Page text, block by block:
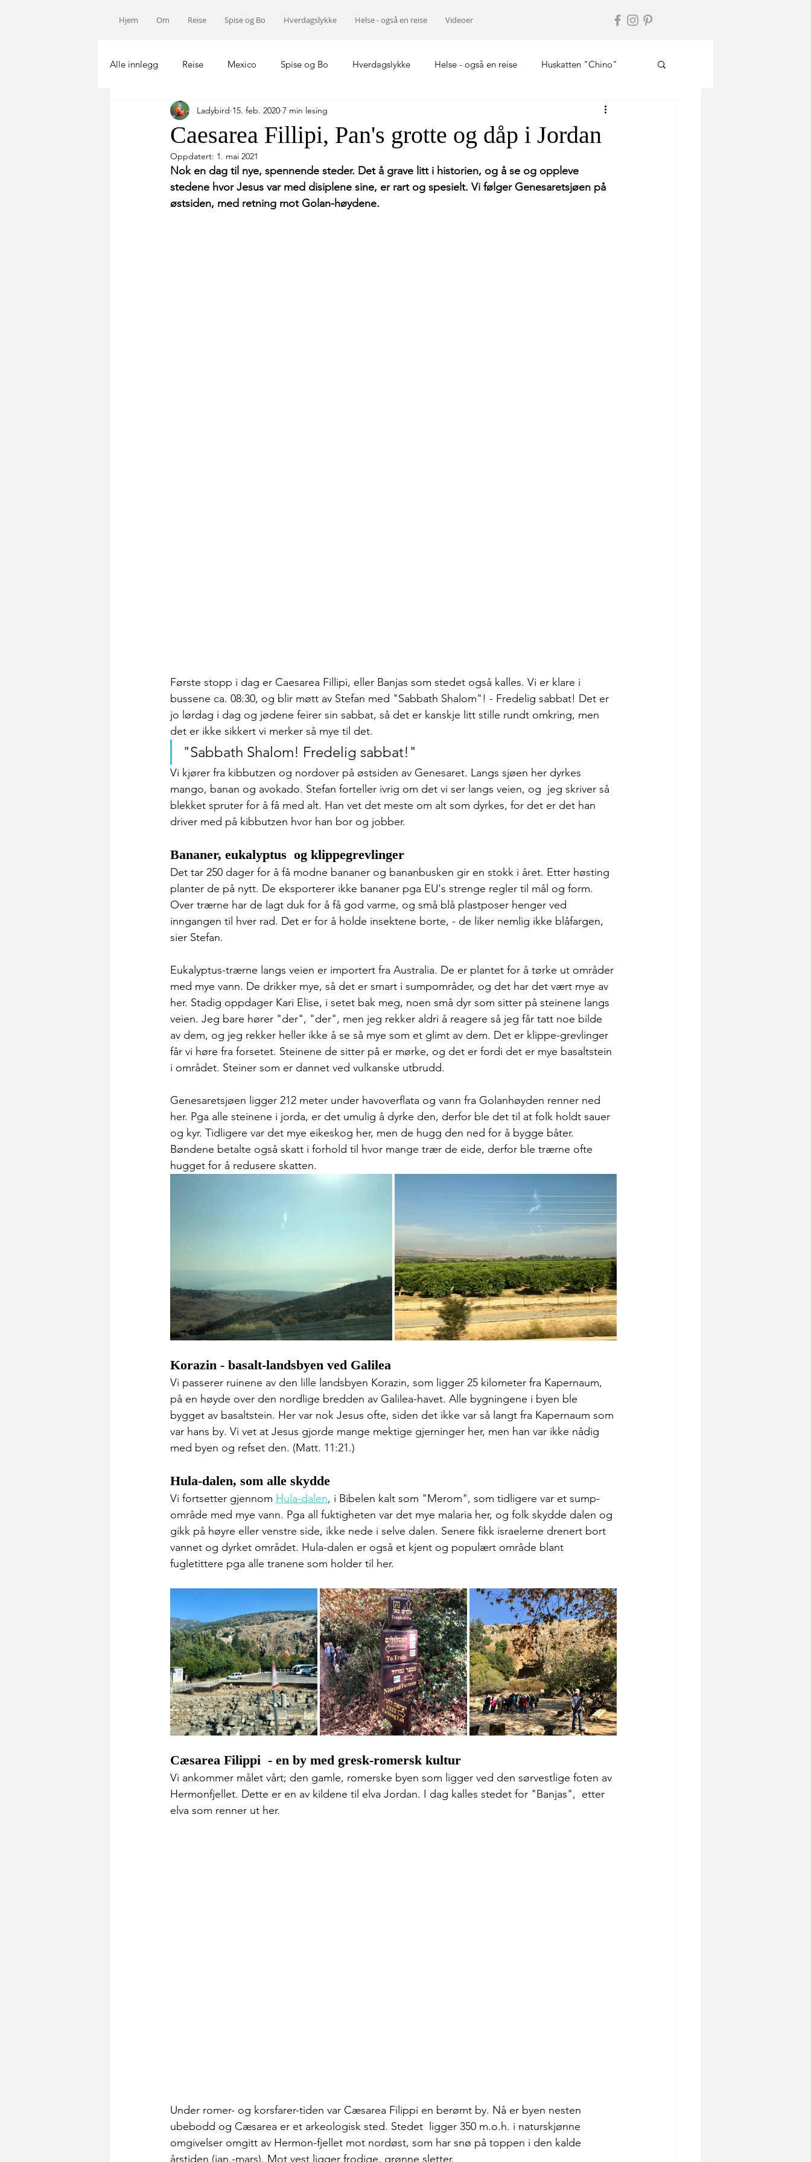
Hjem Om Reise Spise og Bo Hverdagslykke Helse - også en reise Videoer
Alle innlegg Reise Mexico Spise og Bo Hverdagslykke Helse - også en reise Huskatten "Chino"
USA Afrika Europa Midtøsten
Caesarea Fillipi, Pan's grotte og dåp i Jordan
Ladybird 15. feb. 2020 7 min lesing
Oppdatert: 1. mai 2021
Nok en dag til nye, spennende steder. Det å grave litt i historien, og å se og oppleve
stedene hvor Jesus var med disiplene sine, er rart og spesielt. Vi følger Genesaretsjøen på
østsiden, med retning mot Golan-høydene.
Første stopp i dag er Caesarea Fillipi, eller Banjas som stedet også kalles. Vi er klare i
bussene ca. 08:30, og blir møtt av Stefan med "Sabbath Shalom"! - Fredelig sabbat! Det er
jo lørdag i dag og jødene feirer sin sabbat, så det er kanskje litt stille rundt omkring, men
det er ikke sikkert vi merker så mye til det.
"Sabbath Shalom! Fredelig sabbat!"
Vi kjører fra kibbutzen og nordover på østsiden av Genesaret. Langs sjøen her dyrkes
mango, banan og avokado. Stefan forteller ivrig om det vi ser langs veien, og  jeg skriver så
blekket spruter for å få med alt. Han vet det meste om alt som dyrkes, for det er det han
driver med på kibbutzen hvor han bor og jobber.
Bananer, eukalyptus  og klippegrevlinger
Det tar 250 dager for å få modne bananer og bananbusken gir en stokk i året. Etter høsting
planter de på nytt. De eksporterer ikke bananer pga EU's strenge regler til mål og form.
Over trærne har de lagt duk for å få god varme, og små blå plastposer henger ved
inngangen til hver rad. Det er for å holde insektene borte, - de liker nemlig ikke blåfargen,
sier Stefan.
Eukalyptus-trærne langs veien er importert fra Australia. De er plantet for å tørke ut områder
med mye vann. De drikker mye, så det er smart i sumpområder, og det har det vært mye av
her. Stadig oppdager Kari Elise, i setet bak meg, noen små dyr som sitter på steinene langs
veien. Jeg bare hører "der", "der", men jeg rekker aldri å reagere så jeg får tatt noe bilde
av dem, og jeg rekker heller ikke å se så mye som et glimt av dem. Det er klippe-grevlinger
får vi høre fra forsetet. Steinene de sitter på er mørke, og det er fordi det er mye basaltstein
i området. Steiner som er dannet ved vulkanske utbrudd.
Genesaretsjøen ligger 212 meter under havoverflata og vann fra Golanhøyden renner ned
her. Pga alle steinene i jorda, er det umulig å dyrke den, derfor ble det til at folk holdt sauer
og kyr. Tidligere var det mye eikeskog her, men de hugg den ned for å bygge båter.
Bøndene betalte også skatt i forhold til hvor mange trær de eide, derfor ble trærne ofte
hugget for å redusere skatten.
Korazin - basalt-landsbyen ved Galilea
Vi passerer ruinene av den lille landsbyen Korazin, som ligger 25 kilometer fra Kapernaum,
på en høyde over den nordlige bredden av Galilea-havet. Alle bygningene i byen ble
bygget av basaltstein. Her var nok Jesus ofte, siden det ikke var så langt fra Kapernaum som
var hans by. Vi vet at Jesus gjorde mange mektige gjerninger her, men han var ikke nådig
med byen og refset den. (Matt. 11:21.)
Hula-dalen, som alle skydde
Vi fortsetter gjennom Hula-dalen, i Bibelen kalt som "Merom", som tidligere var et sump-
område med mye vann. Pga all fuktigheten var det mye malaria her, og folk skydde dalen og
gikk på høyre eller venstre side, ikke nede i selve dalen. Senere fikk israelerne drenert bort
vannet og dyrket området. Hula-dalen er også et kjent og populært område blant
fugletittere pga alle tranene som holder til her.
Cæsarea Filippi  - en by med gresk-romersk kultur
Vi ankommer målet vårt; den gamle, romerske byen som ligger ved den sørvestlige foten av
Hermonfjellet. Dette er en av kildene til elva Jordan. I dag kalles stedet for "Banjas",  etter
elva som renner ut her.
Under romer- og korsfarer-tiden var Cæsarea Filippi en berømt by. Nå er byen nesten
ubebodd og Cæsarea er et arkeologisk sted. Stedet  ligger 350 m.o.h. i naturskjønne
omgivelser omgitt av Hermon-fjellet mot nordøst, som har snø på toppen i den kalde
årstiden (jan.-mars). Mot vest ligger frodige, grønne sletter.